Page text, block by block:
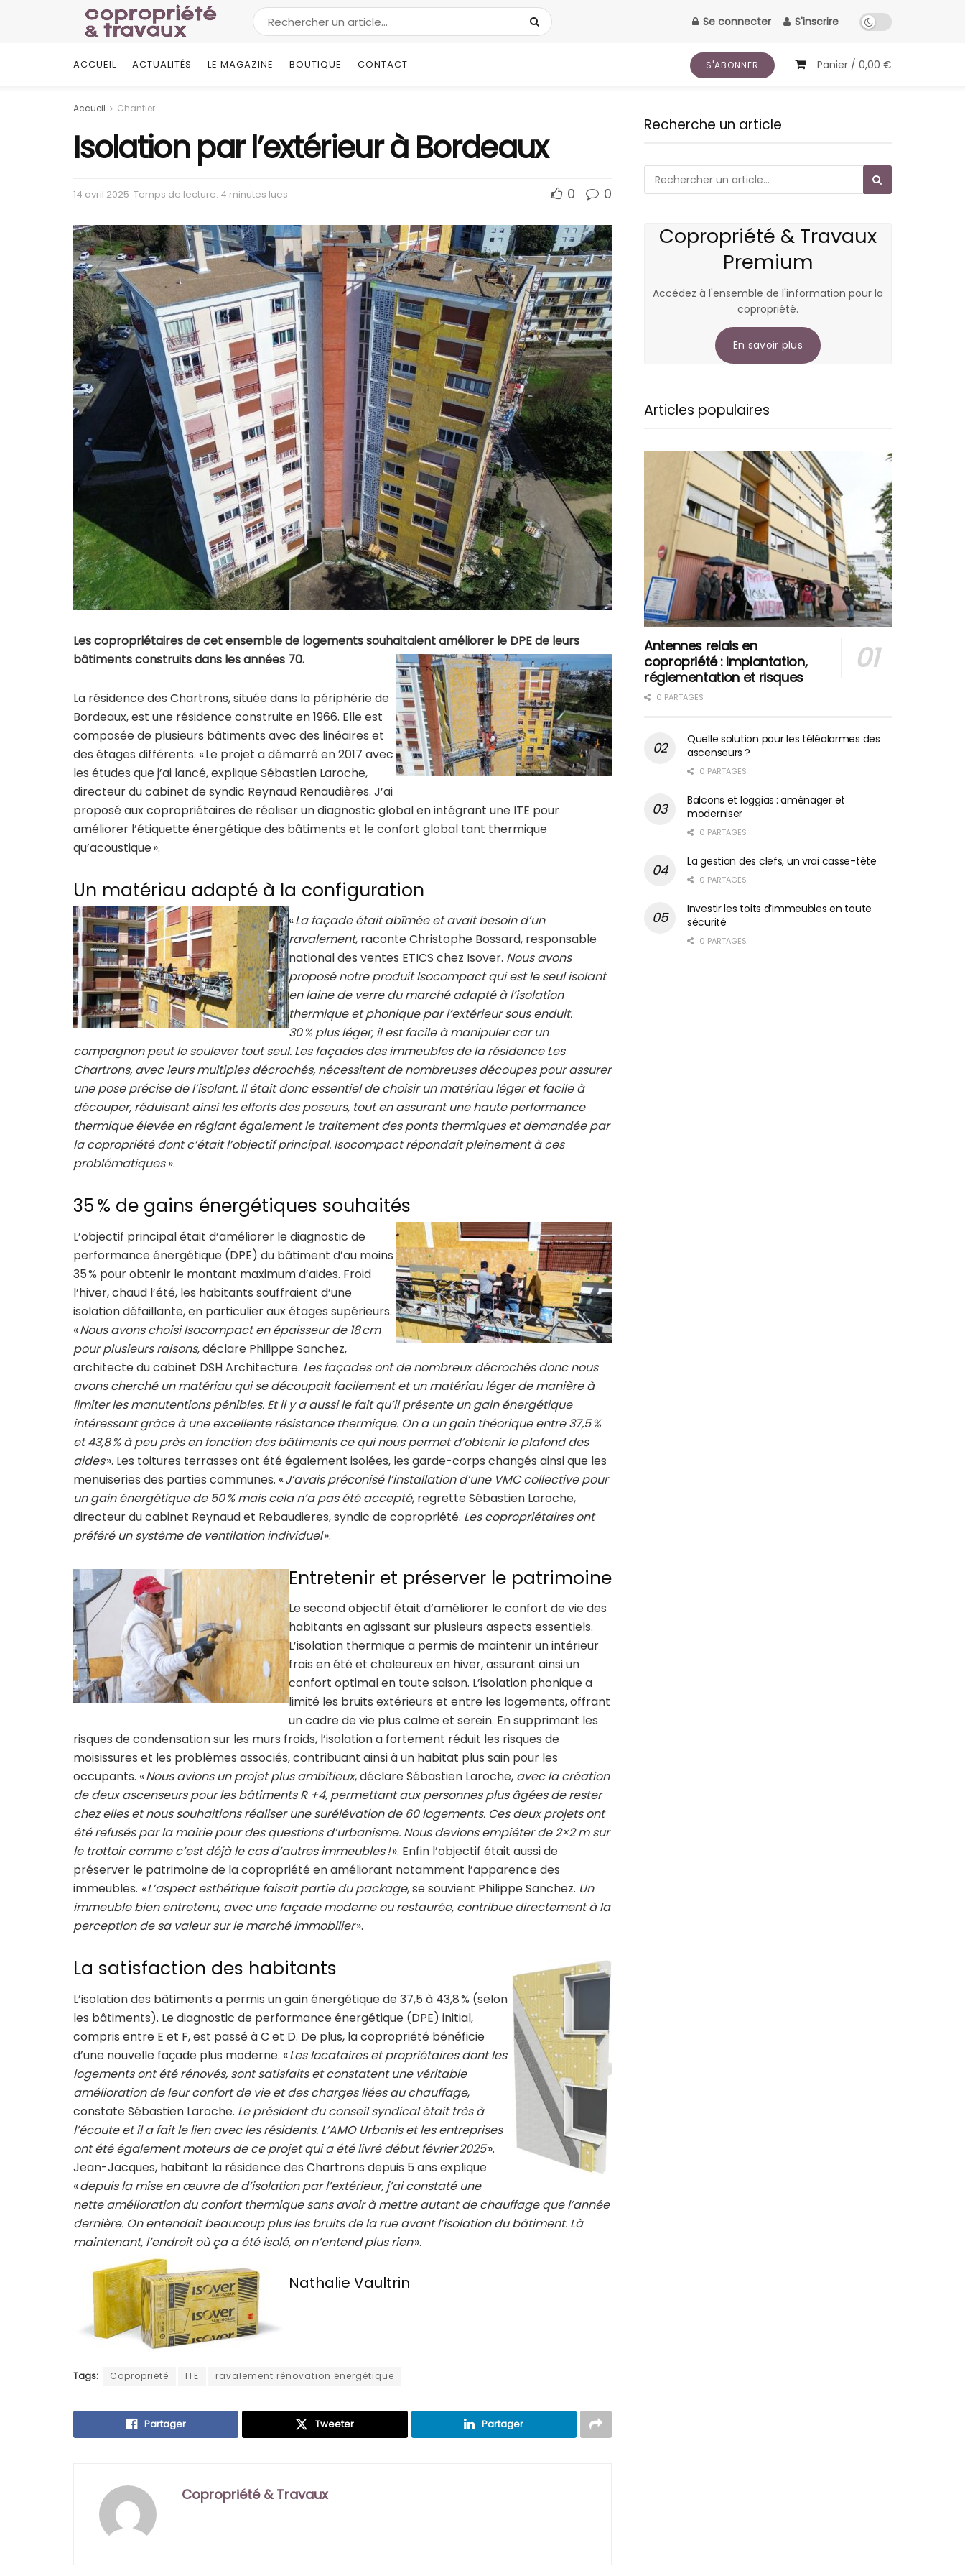
Se connecter S'inscrire
ACCUEIL ACTUALITÉS LE MAGAZINE BOUTIQUE CONTACT S'ABONNER Panier / 0,00 €
Accueil Chantier
Isolation par l’extérieur à Bordeaux
14 avril 2025 Temps de lecture: 4 minutes lues 0 0
Les copropriétaires de cet ensemble de logements souhaitaient améliorer le DPE de leurs
bâtiments construits dans les années 70.
La résidence des Chartrons, située dans la périphérie de
Bordeaux, est une résidence construite en 1966. Elle est
composée de plusieurs bâtiments avec des linéaires et
des étages différents. « Le projet a démarré en 2017 avec
les études que j’ai lancé, explique Sébastien Laroche,
directeur du cabinet de syndic Reynaud Renaudières. J’ai
proposé aux copropriétaires de réaliser un diagnostic global en intégrant une ITE pour
améliorer l’étiquette énergétique des bâtiments et le confort global tant thermique
qu’acoustique ».
Un matériau adapté à la configuration
«La façade était abîmée et avait besoin d’un
ravalement, raconte Christophe Bossard, responsable
national des ventes ETICS chez Isover. Nous avons
proposé notre produit Isocompact qui est le seul isolant
en laine de verre du marché adapté à l’isolation
thermique et phonique par l’extérieur sous enduit.
30 % plus léger, il est facile à manipuler car un
compagnon peut le soulever tout seul. Les façades des immeubles de la résidence Les
Chartrons, avec leurs multiples décrochés, nécessitent de nombreuses découpes pour assurer
une pose précise de l’isolant. Il était donc essentiel de choisir un matériau léger et facile à
découper, réduisant ainsi les efforts des poseurs, tout en assurant une haute performance
thermique élevée en réglant également le traitement des ponts thermiques et demandée par
la copropriété dont c’était l’objectif principal. Isocompact répondait pleinement à ces
problématiques».
35 % de gains énergétiques souhaités
L’objectif principal était d’améliorer le diagnostic de
performance énergétique (DPE) du bâtiment d’au moins
35 % pour obtenir le montant maximum d’aides. Froid
l’hiver, chaud l’été, les habitants souffraient d’une
isolation défaillante, en particulier aux étages supérieurs.
«Nous avons choisi Isocompact en épaisseur de 18 cm
pour plusieurs raisons, déclare Philippe Sanchez,
architecte du cabinet DSH Architecture. Les façades ont de nombreux décrochés donc nous
avons cherché un matériau qui se découpait facilement et un matériau léger de manière à
limiter les manutentions pénibles. Et il y a aussi le fait qu’il présente un gain énergétique
intéressant grâce à une excellente résistance thermique. On a un gain théorique entre 37,5 %
et 43,8 % à peu près en fonction des bâtiments ce qui nous permet d’obtenir le plafond des
aides». Les toitures terrasses ont été également isolées, les garde-corps changés ainsi que les
menuiseries des parties communes. «J’avais préconisé l’installation d’une VMC collective pour
un gain énergétique de 50 % mais cela n’a pas été accepté, regrette Sébastien Laroche,
directeur du cabinet Reynaud et Rebaudieres, syndic de copropriété. Les copropriétaires ont
préféré un système de ventilation individuel».
Entretenir et préserver le patrimoine
Le second objectif était d’améliorer le confort de vie des
habitants en agissant sur plusieurs aspects essentiels.
L’isolation thermique a permis de maintenir un intérieur
frais en été et chaleureux en hiver, assurant ainsi un
confort optimal en toute saison. L’isolation phonique a
limité les bruits extérieurs et entre les logements, offrant
un cadre de vie plus calme et serein. En supprimant les
risques de condensation sur les murs froids, l’isolation a fortement réduit les risques de
moisissures et les problèmes associés, contribuant ainsi à un habitat plus sain pour les
occupants. «Nous avions un projet plus ambitieux, déclare Sébastien Laroche, avec la création
de deux ascenseurs pour les bâtiments R +4, permettant aux personnes plus âgées de rester
chez elles et nous souhaitions réaliser une surélévation de 60 logements. Ces deux projets ont
été refusés par la mairie pour des questions d’urbanisme. Nous devions empiéter de 2×2 m sur
le trottoir comme c’est déjà le cas d’autres immeubles !». Enfin l’objectif était aussi de
préserver le patrimoine de la copropriété en améliorant notamment l’apparence des
immeubles. « L’aspect esthétique faisait partie du package, se souvient Philippe Sanchez. Un
immeuble bien entretenu, avec une façade moderne ou restaurée, contribue directement à la
perception de sa valeur sur le marché immobilier».
La satisfaction des habitants
L’isolation des bâtiments a permis un gain énergétique de 37,5 à 43,8 % (selon
les bâtiments). Le diagnostic de performance énergétique (DPE) initial,
compris entre E et F, est passé à C et D. De plus, la copropriété bénéficie
d’une nouvelle façade plus moderne. «Les locataires et propriétaires dont les
logements ont été rénovés, sont satisfaits et constatent une véritable
amélioration de leur confort de vie et des charges liées au chauffage,
constate Sébastien Laroche. Le président du conseil syndical était très à
l’écoute et il a fait le lien avec les résidents. L’AMO Urbanis et les entreprises
ont été également moteurs de ce projet qui a été livré début février 2025».
Jean-Jacques, habitant la résidence des Chartrons depuis 5 ans explique
«depuis la mise en œuvre de d’isolation par l’extérieur, j’ai constaté une
nette amélioration du confort thermique sans avoir à mettre autant de chauffage que l’année
dernière. On entendait beaucoup plus les bruits de la rue avant l’isolation du bâtiment. Là
maintenant, l’endroit où ça a été isolé, on n’entend plus rien».
Nathalie Vaultrin
Tags: Copropriété ITE ravalement rénovation énergétique
Partager Tweeter Partager
Copropriété & Travaux
Recherche un article
Copropriété & Travaux
Premium
Accédez à l'ensemble de l'information pour la
copropriété.
En savoir plus
Articles populaires
Antennes relais en
copropriété : Implantation,
réglementation et risques
0 PARTAGES
Quelle solution pour les téléalarmes des
ascenseurs ?
0 PARTAGES
Balcons et loggias : aménager et
moderniser
0 PARTAGES
La gestion des clefs, un vrai casse-tête
0 PARTAGES
Investir les toits d’immeubles en toute
sécurité
0 PARTAGES